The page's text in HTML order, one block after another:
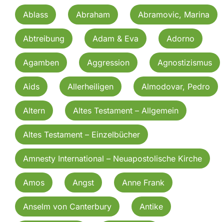
Ablass Abraham Abramovic, Marina
Abtreibung Adam & Eva Adorno
Agamben Aggression Agnostizismus
Aids Allerheiligen Almodovar, Pedro
Altern Altes Testament – Allgemein
Altes Testament – Einzelbücher
Amnesty International – Neuapostolische Kirche
Amos Angst Anne Frank
Anselm von Canterbury Antike